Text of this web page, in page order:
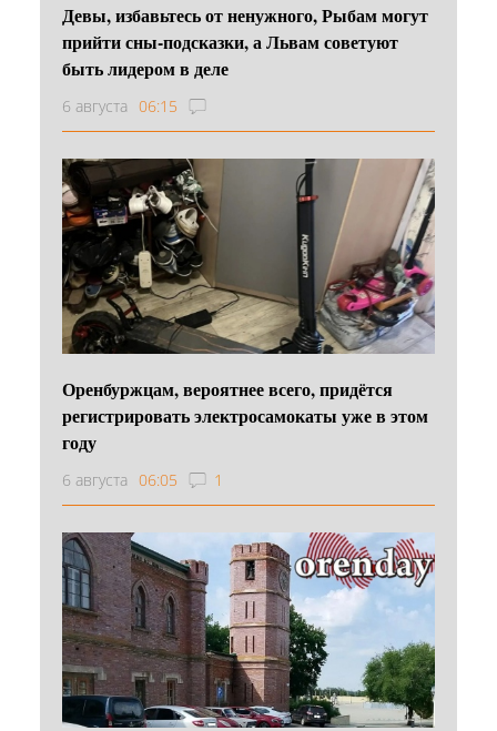
Девы, избавьтесь от ненужного, Рыбам могут
прийти сны-подсказки, а Львам советуют
быть лидером в деле
6 августа 06:15
Оренбуржцам, вероятнее всего, придётся
регистрировать электросамокаты уже в этом
году
6 августа 06:05 1